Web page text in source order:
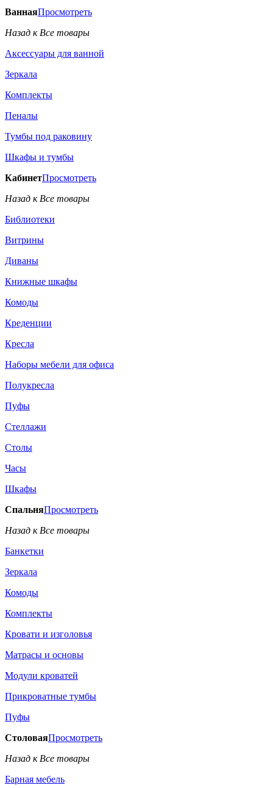
ВаннаяПросмотреть
Назад к Все товары
Аксессуары для ванной
Зеркала
Комплекты
Пеналы
Тумбы под раковину
Шкафы и тумбы
КабинетПросмотреть
Назад к Все товары
Библиотеки
Витрины
Диваны
Книжные шкафы
Комоды
Креденции
Кресла
Наборы мебели для офиса
Полукресла
Пуфы
Стеллажи
Столы
Часы
Шкафы
СпальняПросмотреть
Назад к Все товары
Банкетки
Зеркала
Комоды
Комплекты
Кровати и изголовья
Матрасы и основы
Модули кроватей
Прикроватные тумбы
Пуфы
СтоловаяПросмотреть
Назад к Все товары
Барная мебель